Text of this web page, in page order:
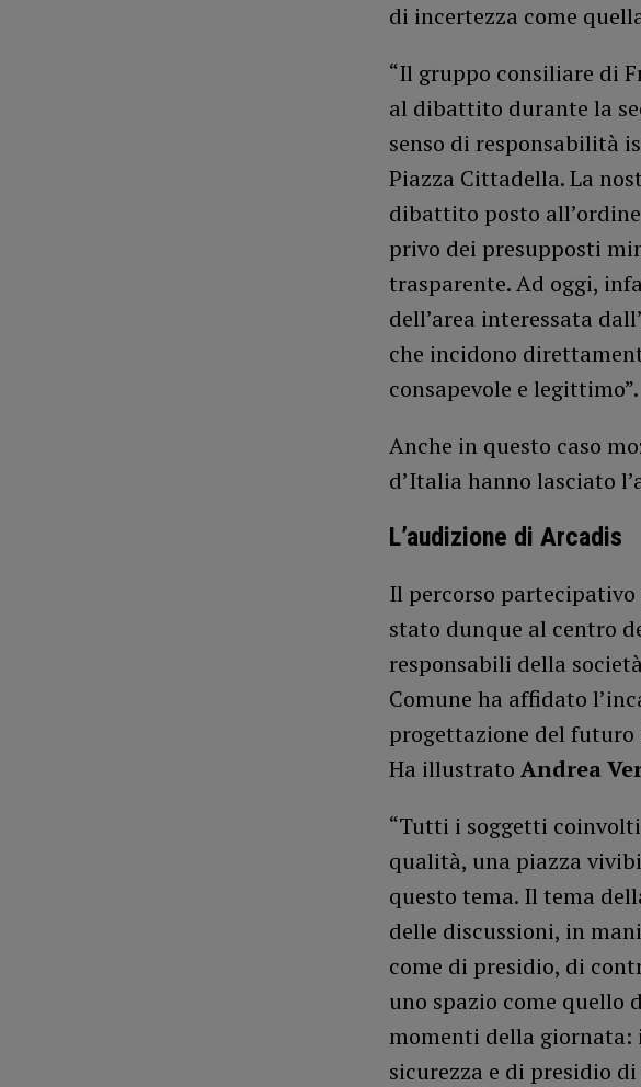
di incertezza come
“Il gruppo consiliare di
al dibattito durante la
senso di responsabilità
Piazza Cittadella. La
dibattito posto
privo dei presupposti
trasparente. Ad oggi,
dell’area interessata
che incidono
consapevole e legittimo”.
Anche in questo caso
d’Italia hanno lasciato
L’audizione di Arcadis
Il percorso
stato dunque al centro
responsabili della
Comune ha affidato
progettazione del
Ha illustrato Andrea
“Tutti i soggetti coinvolti
qualità, una piazza
questo tema. Il tema
delle discussioni, in
come di presidio, di
uno spazio come
momenti della giornata:
sicurezza e di presidio